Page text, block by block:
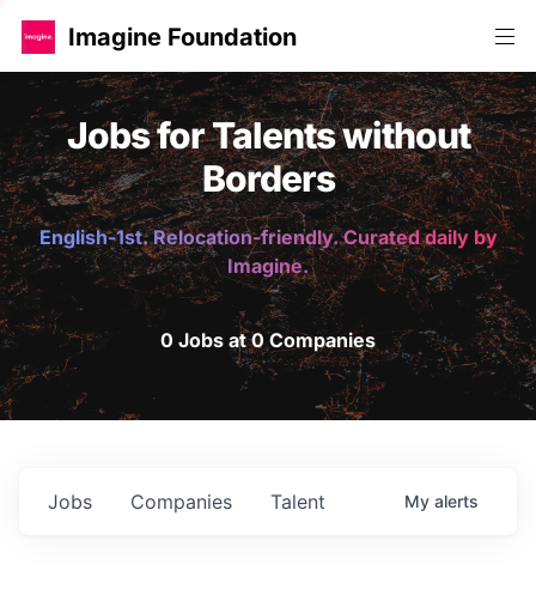
Imagine Foundation
Jobs for Talents without
Borders
English-1st. Relocation-friendly. Curated daily by
Imagine.
0 Jobs at 0 Companies
Jobs Companies Talent My alerts